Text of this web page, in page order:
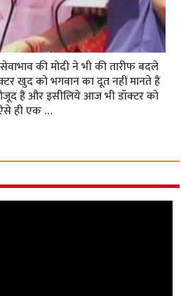
की मोदी ने भी की तारीफ बदले
खुद को भगवान का दूत नहीं मानते हैं
हैं और इसीलिये आज भी डॉक्‍टर को
ही एक …